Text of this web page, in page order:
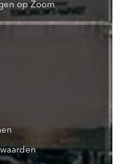
op Zoom